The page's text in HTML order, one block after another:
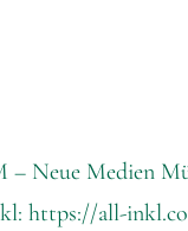
Neue Medien
https://all-